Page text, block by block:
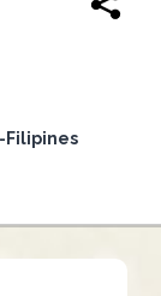
Filipines